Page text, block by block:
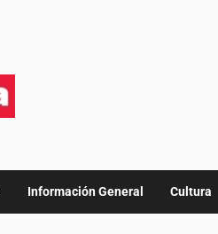
Información General Cultura